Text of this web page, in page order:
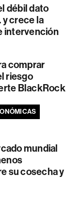
débil dato
y crece la
intervención
comprar
riesgo
BlackRock
mundial
su cosecha y